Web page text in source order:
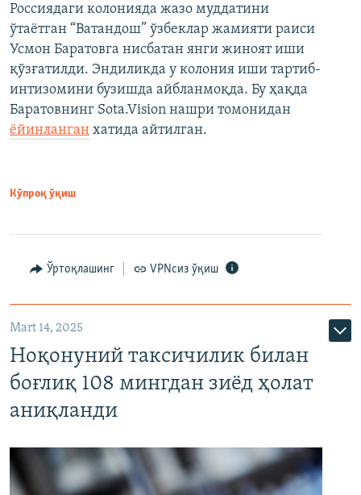
Россиядаги колонияда жазо муддатини
ўтаётган “Ватандош” ўзбеклар жамияти раиси
Усмон Баратовга нисбатан янги жиноят иши
қўзғатилди. Эндиликда у колония иши тартиб-
интизомини бузишда айбланмоқда. Бу ҳақда
Баратовнинг Sota.Vision нашри томонидан
ёйинланган хатида айтилган.
Кўпроқ ўқиш
Ўртоқлашинг VPNсиз ўқиш
Mart 14, 2025
Ноқонуний таксичилик билан
боғлиқ 108 мингдан зиёд ҳолат
аниқланди